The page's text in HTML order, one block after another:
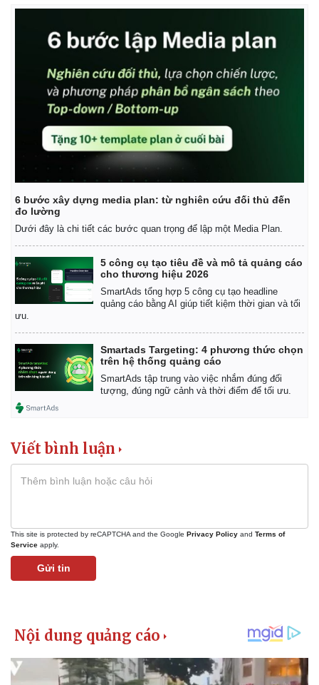
Pháp luật
Quân sự - Quốc phòng
6 bước xây dựng media plan: từ nghiên cứu đối thủ đến
đo lường
Dưới đây là chi tiết các bước quan trọng để lập một Media Plan.
5 công cụ tạo tiêu đề và mô tả quảng cáo
cho thương hiệu 2026
SmartAds tổng hợp 5 công cụ tạo headline
quảng cáo bằng AI giúp tiết kiệm thời gian và tối
ưu.
Smartads Targeting: 4 phương thức chọn
trên hệ thống quảng cáo
SmartAds tập trung vào việc nhắm đúng đối
tượng, đúng ngữ cảnh và thời điểm để tối ưu.
Viết bình luận
This site is protected by reCAPTCHA and the Google Privacy Policy and Terms of
Service apply.
Gửi tin